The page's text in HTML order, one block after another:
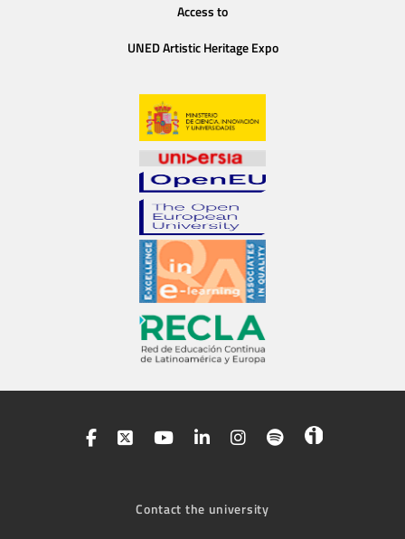
Access to
UNED Artistic Heritage Expo
Contact the university